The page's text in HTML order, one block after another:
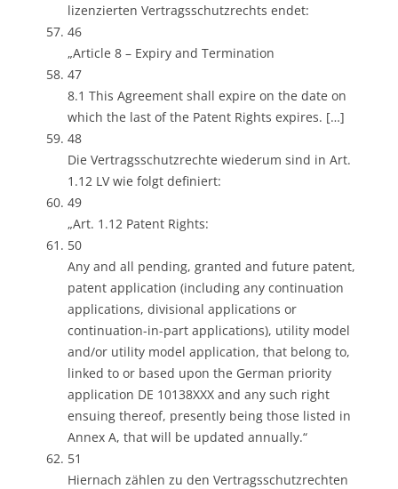
lizenzierten Vertragsschutzrechts endet:
46
„Article 8 – Expiry and Termination
47
8.1 This Agreement shall expire on the date on
which the last of the Patent Rights expires. […]
48
Die Vertragsschutzrechte wiederum sind in Art.
1.12 LV wie folgt definiert:
49
„Art. 1.12 Patent Rights:
50
Any and all pending, granted and future patent,
patent application (including any continuation
applications, divisional applications or
continuation-in-part applications), utility model
and/or utility model application, that belong to,
linked to or based upon the German priority
application DE 10138XXX and any such right
ensuing thereof, presently being those listed in
Annex A, that will be updated annually.“
51
Hiernach zählen zu den Vertragsschutzrechten